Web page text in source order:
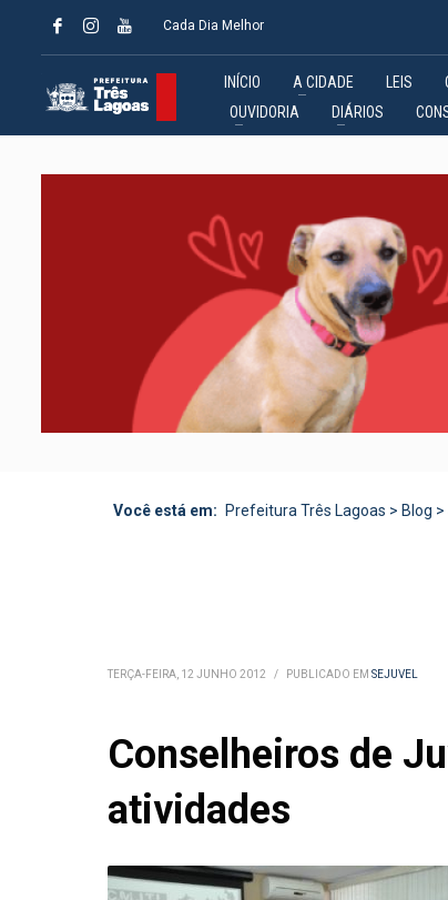
Cada Dia Melhor
INÍCIO A CIDADE LEIS
OUVIDORIA
DIÁRIOS
Você está em: Prefeitura Três Lagoas > Blog >
TERÇA-FEIRA, 12 JUNHO 2012 / PUBLICADO EM SEJUVEL
Conselheiros de
atividades